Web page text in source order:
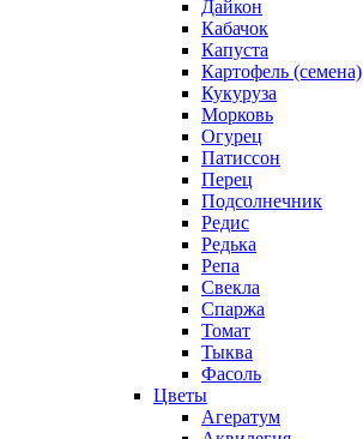
Дайкон
Кабачок
Капуста
Картофель (семена)
Кукуруза
Морковь
Огурец
Патиссон
Перец
Подсолнечник
Редис
Редька
Репа
Свекла
Спаржа
Томат
Тыква
Фасоль
Цветы
Агератум